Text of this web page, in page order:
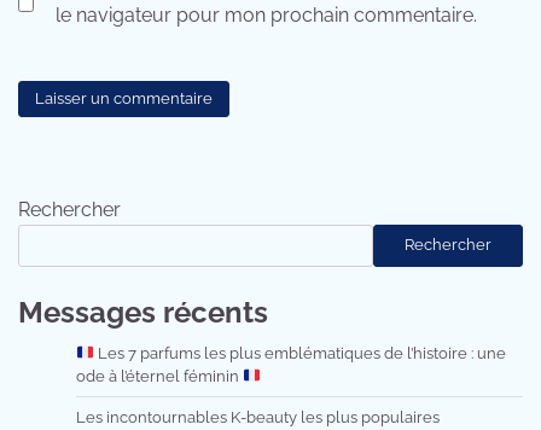
le navigateur pour mon prochain commentaire.
Rechercher
Rechercher
Messages récents
Les 7 parfums les plus emblématiques de l’histoire : une
ode à l’éternel féminin
Les incontournables K-beauty les plus populaires